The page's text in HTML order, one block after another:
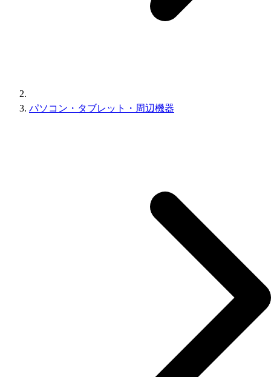
パソコン・タブレット・周辺機器